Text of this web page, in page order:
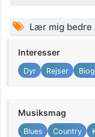
Lær mig bedre
Interesser
Dyr Rejser
Musiksmag
Blues Country